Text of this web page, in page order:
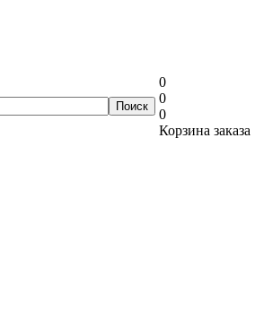
0
0
0
Корзина заказа